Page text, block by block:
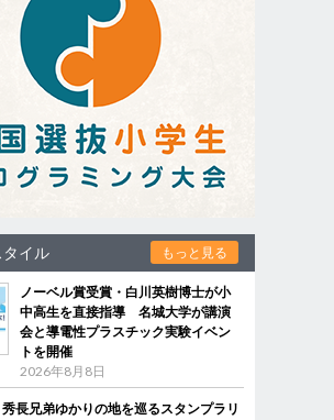
イル もっと見る
ノーベル賞受賞・白川英樹博士が小
中高生を直接指導 名城大学が講演
会と導電性プラスチック実験イベン
トを開催
2026年8月8日
長兄弟ゆかりの地を巡るスタンプラリ